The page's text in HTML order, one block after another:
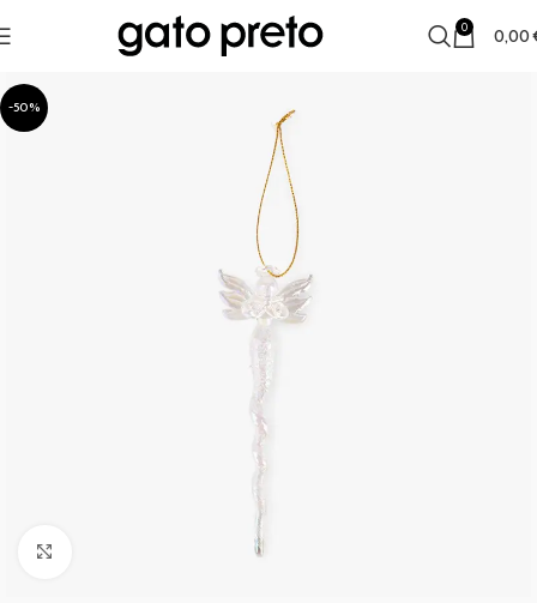
0 0,00
-50%